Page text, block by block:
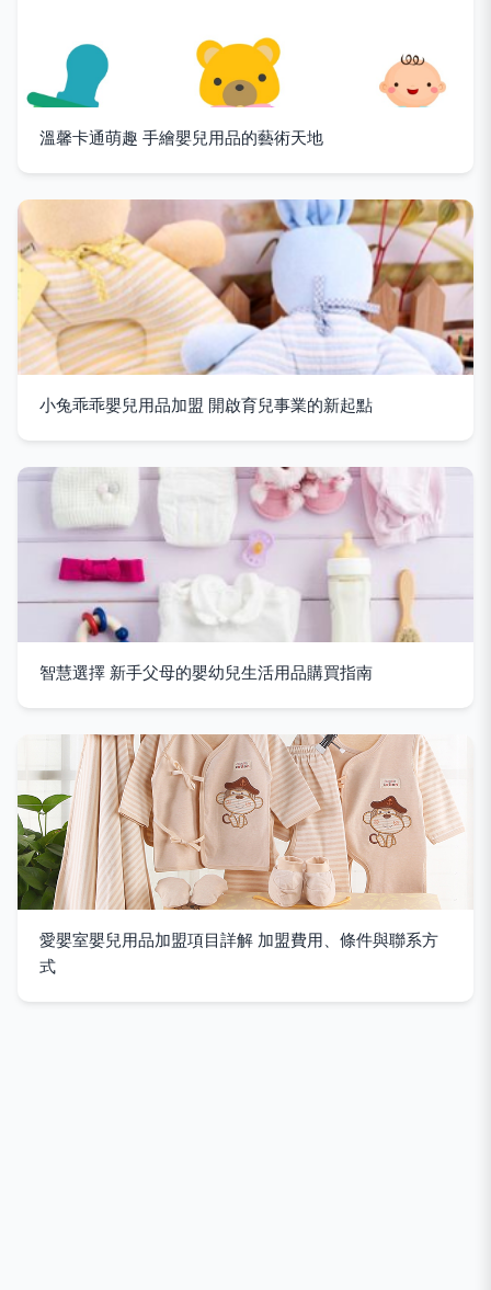
溫馨卡通萌趣 手繪嬰兒用品的藝術天地
小兔乖乖嬰兒用品加盟 開啟育兒事業的新起點
智慧選擇 新手父母的嬰幼兒生活用品購買指南
愛嬰室嬰兒用品加盟項目詳解 加盟費用、條件與聯系方
式